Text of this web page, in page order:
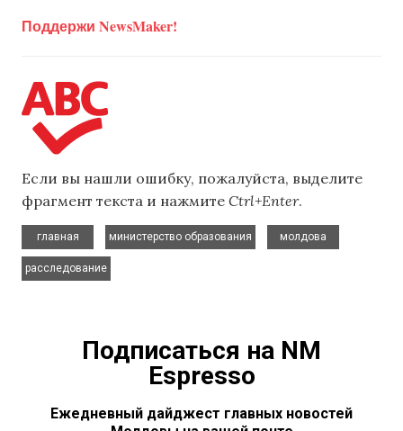
Поддержи NewsMaker!
Если вы нашли ошибку, пожалуйста, выделите
фрагмент текста и нажмите Ctrl+Enter.
главная
министерство образования
молдова
расследование
Подписаться на NM
Espresso
Ежедневный дайджест главных новостей